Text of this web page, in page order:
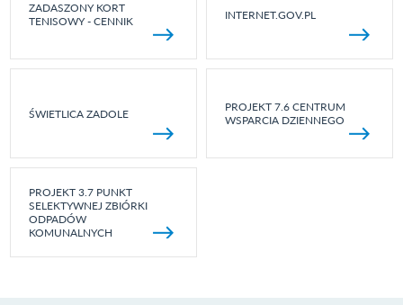
ZADASZONY KORT
TENISOWY - CENNIK
INTERNET.GOV.PL
ŚWIETLICA ZADOLE
PROJEKT 7.6 CENTRUM
WSPARCIA DZIENNEGO
PROJEKT 3.7 PUNKT
SELEKTYWNEJ ZBIÓRKI
ODPADÓW
KOMUNALNYCH